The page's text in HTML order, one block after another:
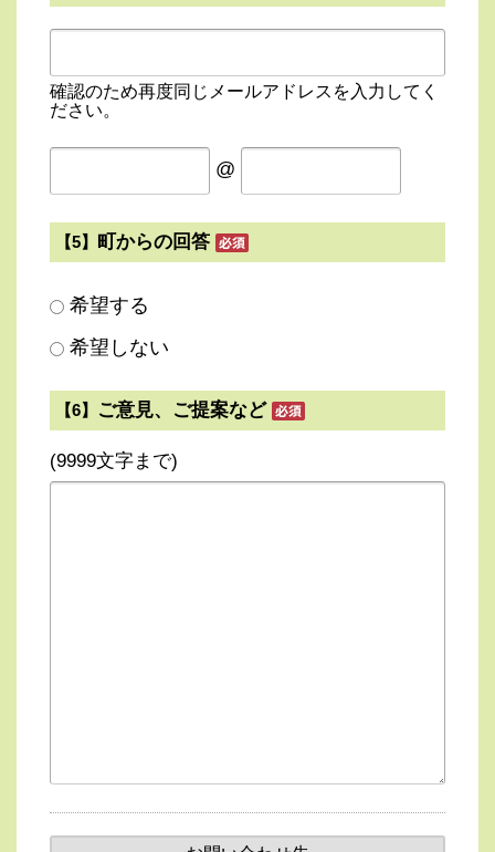
確認のため再度同じメールアドレスを入力してく
ださい。
@
【5】 町からの回答
希望する
希望しない
【6】 ご意見、ご提案など
(9999文字まで)